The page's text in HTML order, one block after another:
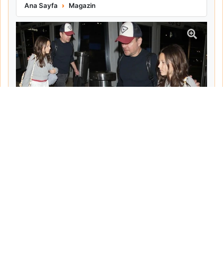
Ana Sayfa Magazin
Matt Damon Babalık Pişmanlığını İtiraf Etti